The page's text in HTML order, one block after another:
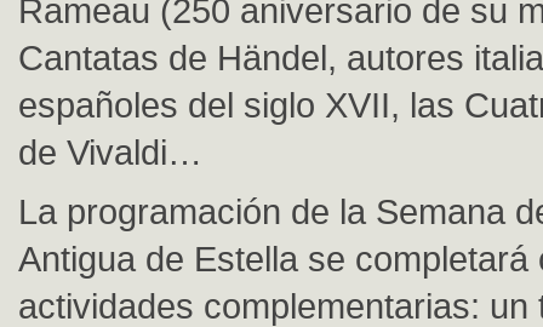
Rameau (250 aniversario de su
Cantatas de Händel, autores
españoles del siglo XVII, las
de Vivaldi…
La programación de la Semana
Antigua de Estella se completará
actividades complementarias: un